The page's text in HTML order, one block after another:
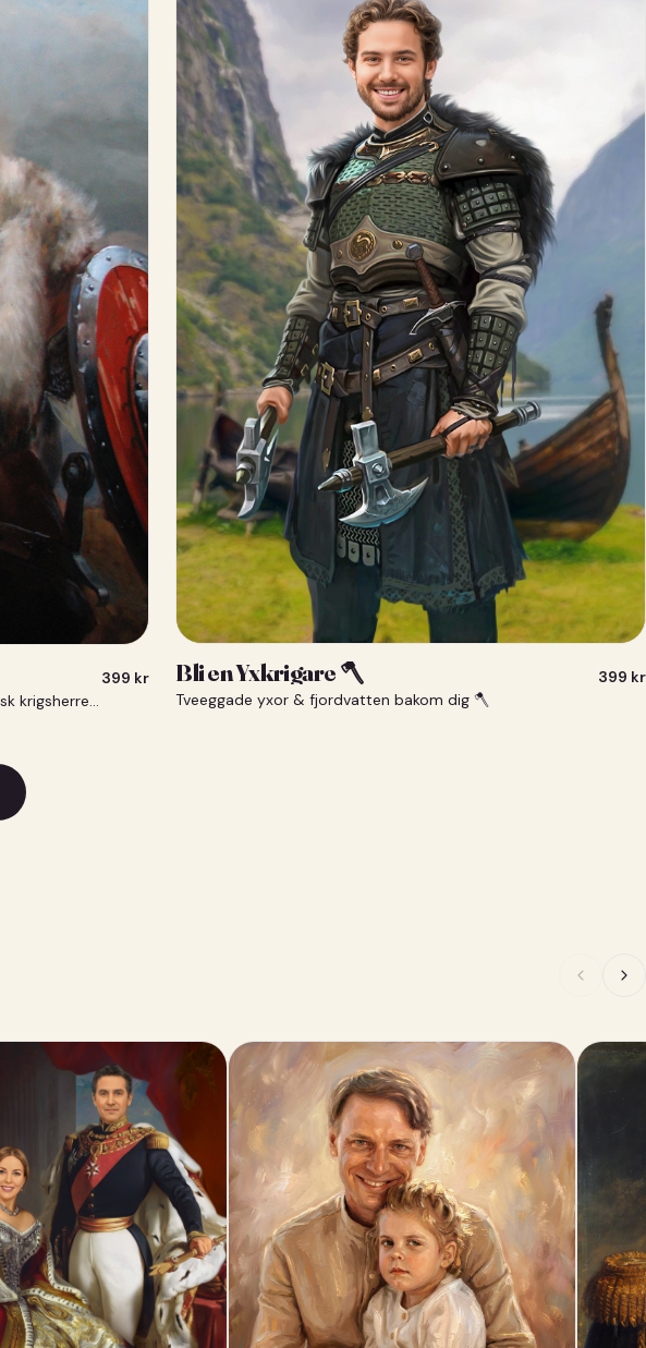
Vargskinn, ringbrynja & sköld — du som nordisk krigsherre ⚔️
399 kr Bli en Yxkrigare 🪓
Tveeggade yxor & fjordvatten bakom dig 🪓
399 kr